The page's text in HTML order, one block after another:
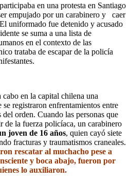
en una protesta en Santiago
empujado por un carabinero y caer
uniformado fue detenido y acusado
se suma a una lista de
en el contexto de las
trataba de escapar de la policía
en la capital chilena una
registraron enfrentamientos entre
orden. Cuando las personas que
de la fuerza policíaca, un carabinero
joven de 16 años, quien cayó siete
fracturas y traumatismos craneales.
rescatar al muchacho pese a
y boca abajo, fueron por
lo auxiliaron.